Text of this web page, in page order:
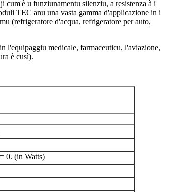
cum'è u funziunamentu silenziu, a resistenza à i
TEC anu una vasta gamma d'applicazione in i
(refrigeratore d'acqua, refrigeratore per auto,
l'equipaggiu medicale, farmaceuticu, l'aviazione,
è cusì).
0. (in Watts)